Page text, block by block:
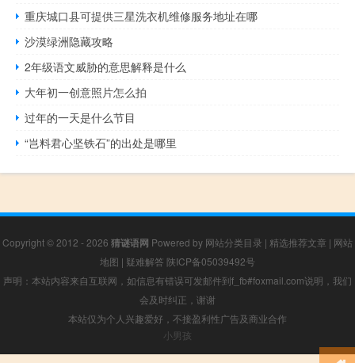
重庆城口县可提供三星洗衣机维修服务地址在哪
沙漠绿洲隐藏攻略
2年级语文威胁的意思解释是什么
大年初一创意照片怎么拍
过年的一天是什么节目
“岂料君心坚铁石”的出处是哪里
Copyright © 2012 - 2026 猜谜语网 Powered by 网站分类目录 | 精选推荐文章 | 网站
地图 | 疑难解答 陕ICP备05039492号
声明：本站内容来自互联网，如信息有错误可发邮件到f_fb#foxmail.com说明，我们
会及时纠正，谢谢
本站仅为个人兴趣爱好，不接盈利性广告及商业合作
小男孩